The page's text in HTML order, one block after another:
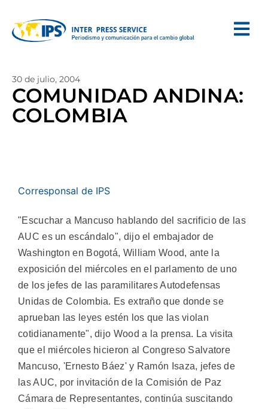
30 de julio, 2004
COMUNIDAD ANDINA:
COLOMBIA
Corresponsal de IPS
"Escuchar a Mancuso hablando del sacrificio de las
AUC es un escándalo", dijo el embajador de
Washington en Bogotá, William Wood, ante la
exposición del miércoles en el parlamento de uno
de los jefes de las paramilitares Autodefensas
Unidas de Colombia. Es extraño que donde se
aprueban las leyes estén los que las violan
cotidianamente", dijo Wood a la prensa. La visita
que el miércoles hicieron al Congreso Salvatore
Mancuso, 'Ernesto Báez' y Ramón Isaza, jefes de
las AUC, por invitación de la Comisión de Paz
Cámara de Representantes, continúa suscitando